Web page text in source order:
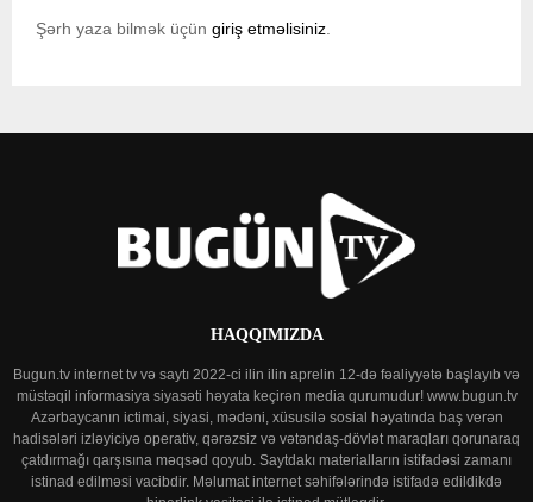
Şərh yaza bilmək üçün giriş etməlisiniz
HAQQIMIZDA
Bugun.tv internet tv və saytı 2022-ci ilin ilin aprelin 12-də fəaliyyətə başlayıb və
müstəqil informasiya siyasəti həyata keçirən media qurumudur! www.bugun.tv
Azərbaycanın ictimai, siyasi, mədəni, xüsusilə sosial həyatında baş verən
hadisələri izləyiciyə operativ, qərəzsiz və vətəndaş-dövlət maraqları qorunaraq
çatdırmağı qarşısına məqsəd qoyub. Saytdakı materialların istifadəsi zamanı
istinad edilməsi vacibdir. Məlumat internet səhifələrində istifadə edildikdə